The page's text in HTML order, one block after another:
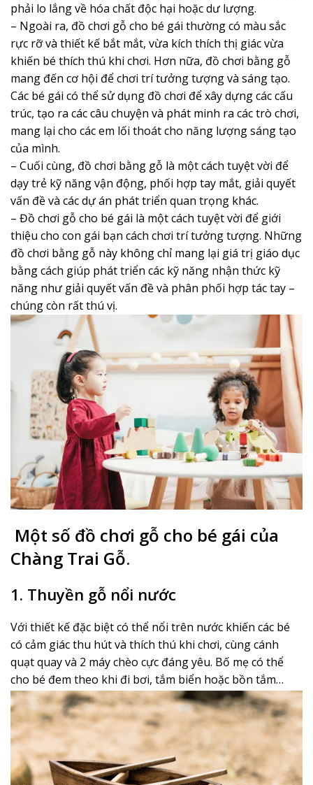
phải lo lắng về hóa chất độc hại hoặc dư lượng.
– Ngoài ra, đồ chơi gỗ cho bé gái thường có màu sắc
rực rỡ và thiết kế bắt mắt, vừa kích thích thị giác vừa
khiến bé thích thú khi chơi. Hơn nữa, đồ chơi bằng gỗ
mang đến cơ hội để chơi trí tưởng tượng và sáng tạo.
Các bé gái có thể sử dụng đồ chơi để xây dựng các cấu
trúc, tạo ra các câu chuyện và phát minh ra các trò chơi,
mang lại cho các em lối thoát cho năng lượng sáng tạo
của mình.
– Cuối cùng, đồ chơi bằng gỗ là một cách tuyệt vời để
dạy trẻ kỹ năng vận động, phối hợp tay mắt, giải quyết
vấn đề và các dự án phát triển quan trọng khác.
– Đồ chơi gỗ cho bé gái là một cách tuyệt vời để giới
thiệu cho con gái bạn cách chơi trí tưởng tượng. Những
đồ chơi bằng gỗ này không chỉ mang lại giá trị giáo dục
bằng cách giúp phát triển các kỹ năng nhận thức kỹ
năng như giải quyết vấn đề và phân phối hợp tác tay –
chúng còn rất thú vị.
Một số đồ chơi gỗ cho bé gái của
Chàng Trai Gỗ.
1. Thuyền gỗ nổi nước
Với thiết kế đặc biệt có thể nổi trên nước khiến các bé
có cảm giác thu hút và thích thú khi chơi, cùng cánh
quạt quay và 2 máy chèo cực đáng yêu. Bố mẹ có thể
cho bé đem theo khi đi bơi, tắm biển hoặc bồn tắm…